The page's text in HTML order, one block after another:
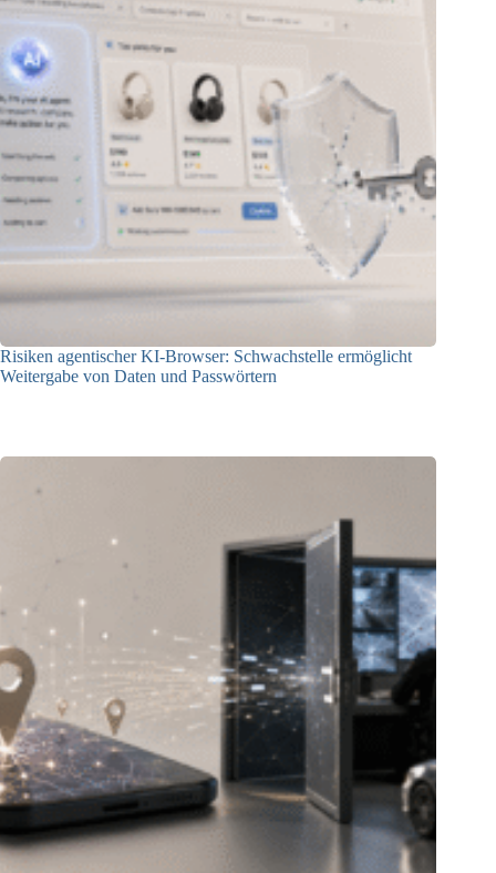
Risiken agentischer KI-Browser: Schwachstelle ermöglicht
Weitergabe von Daten und Passwörtern